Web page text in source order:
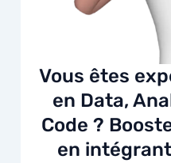
Vous êtes
en Data,
Code ?
en